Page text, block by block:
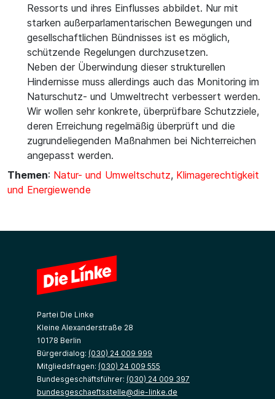
Ressorts und ihres Einflusses abbildet. Nur mit
starken außerparlamentarischen Bewegungen und
gesellschaftlichen Bündnisses ist es möglich,
schützende Regelungen durchzusetzen.
Neben der Überwindung dieser strukturellen
Hindernisse muss allerdings auch das Monitoring im
Naturschutz- und Umweltrecht verbessert werden.
Wir wollen sehr konkrete, überprüfbare Schutzziele,
deren Erreichung regelmäßig überprüft und die
zugrundeliegenden Maßnahmen bei Nichterreichen
angepasst werden.
Themen: Natur- und Umweltschutz, Klimagerechtigkeit
und Energiewende
Partei Die Linke
Kleine Alexanderstraße 28
10178 Berlin
Bürgerdialog: (030) 24 009 999
Mitgliedsfragen: (030) 24 009 555
Bundesgeschäftsführer: (030) 24 009 397
bundesgeschaeftsstelle@die-linke.de